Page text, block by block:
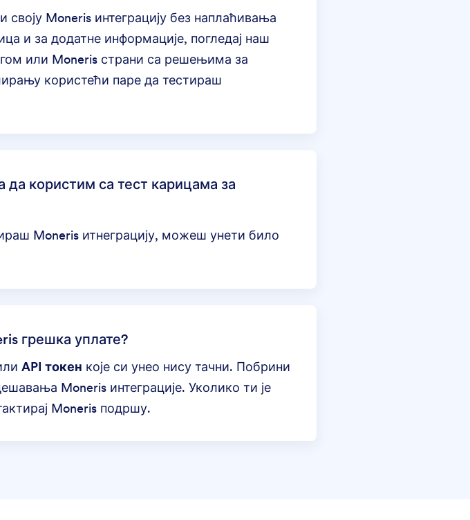
Moneris интеграцију без наплаћивања
и за додатне информације, погледај наш
или Moneris страни са решењима за
користећи паре да тестираш
да користим са тест карицама за
Moneris итнеграцију, можеш унети било
грешка уплате?
API токен које си унео нису тачни. Побрини
Moneris интеграције. Уколико ти је
Moneris подршу.